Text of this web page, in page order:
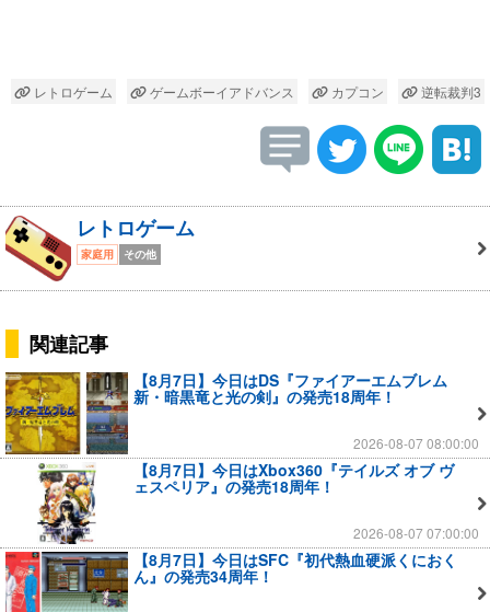
レトロゲーム ゲームボーイアドバンス カプコン 逆転裁判3
レトロゲーム
家庭用 その他
関連記事
【8月7日】今日はDS『ファイアーエムブレム
新・暗黒竜と光の剣』の発売18周年！
2026-08-07 08:00:00
【8月7日】今日はXbox360『テイルズ オブ ヴ
ェスペリア』の発売18周年！
2026-08-07 07:00:00
【8月7日】今日はSFC『初代熱血硬派くにおく
ん』の発売34周年！